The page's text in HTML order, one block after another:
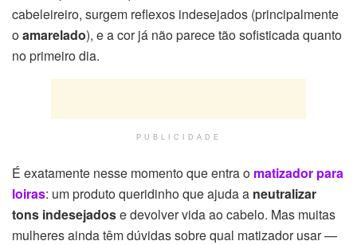
cabeleireiro, surgem reflexos indesejados (principalmente
oamarelado), e a cor já não parece tão sofisticada quanto
no primeiro dia.
PUBLICIDADE
É exatamente nesse momento que entra o matizador para
loiras: um produto queridinho que ajuda a neutralizar
tons indesejadose devolver vida ao cabelo. Mas muitas
mulheres ainda têm dúvidas sobre qual matizador usar —